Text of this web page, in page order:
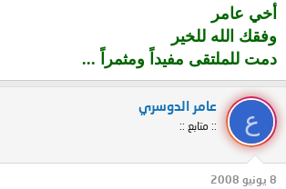
أخي عامر
وفقك الله للخير
دمت للملتقى مفيداً ومثمراً ...
ع
عامر الدوسري
:: متابع ::
8 يونيو 2008